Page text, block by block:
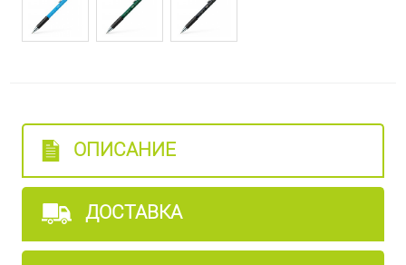
ОПИСАНИЕ
ДОСТАВКА